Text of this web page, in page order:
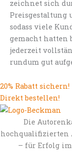
zeichnet sich
Preisgestaltung
sodass viele
gemacht hatten
jederzeit
rundum gut
20% Rabatt sichern!
Direkt bestellen!
Die
hochqualifizierten
– für Erfolg